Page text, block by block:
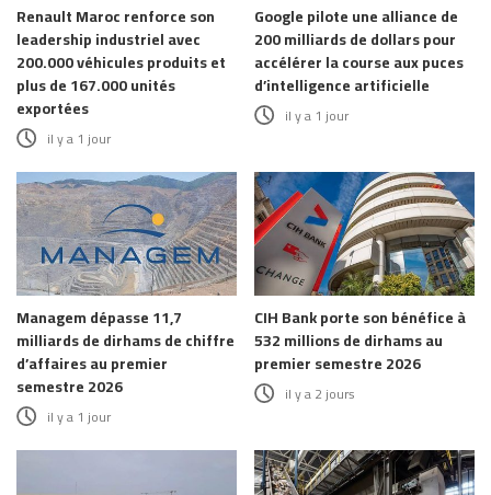
Renault Maroc renforce son
leadership industriel avec
200.000 véhicules produits et
plus de 167.000 unités
exportées
il y a 1 jour
Google pilote une alliance de
200 milliards de dollars pour
accélérer la course aux puces
d’intelligence artificielle
il y a 1 jour
Managem dépasse 11,7
milliards de dirhams de chiffre
d’affaires au premier
semestre 2026
il y a 1 jour
CIH Bank porte son bénéfice à
532 millions de dirhams au
premier semestre 2026
il y a 2 jours